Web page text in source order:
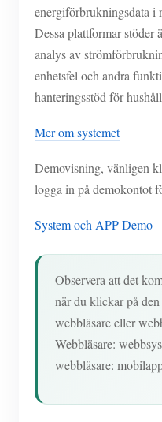
energiförbrukningsdata i
Dessa plattformar stöder
analys av
enhetsfel och andra
hanteringsstöd för
Mer om systemet
Demovisning, vänligen
logga in på demokontot
System och APP Demo
Observera att det
när du klickar på
webbläsare eller
Webbläsare:
webbläsare: